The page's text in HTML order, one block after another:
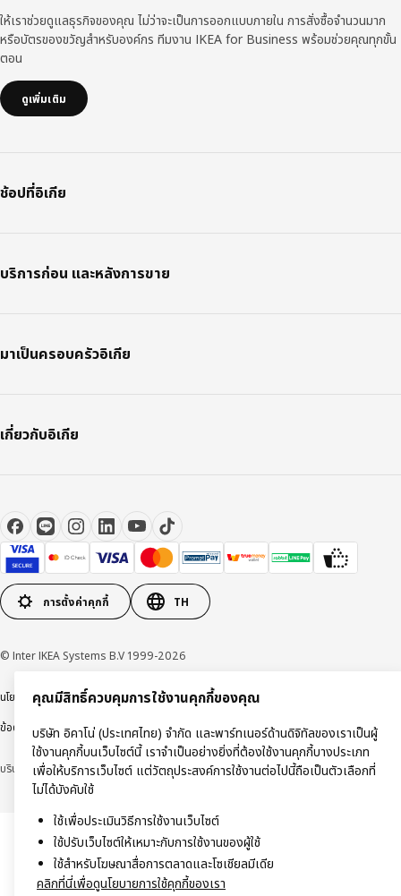
ให้เราช่วยดูแลธุรกิจของคุณ ไม่ว่าจะเป็นการออกแบบภายใน การสั่งซื้อจำนวนมาก
หรือบัตรของขวัญสำหรับองค์กร ทีมงาน IKEA for Business พร้อมช่วยคุณทุกขั้น
ตอน
ดูเพิ่มเติม
ช้อปที่อิเกีย
บริการก่อน และหลังการขาย
มาเป็นครอบครัวอิเกีย
เกี่ยวกับอิเกีย
การตั้งค่าคุกกี้ TH
© Inter IKEA Systems B.V 1999-2026
นโยบายการคุ้มครองข้อมูลส่วนบุคคลนโยบายการใช้งานคุกกี้ข้อตกลงการใช้งาน
ข้อตกลงการซื้อสินค้า
บริษัท อิคาโน่ (ประเทศไทย) จำกัด (ทะเบียนเลขที่ 0105550011416)
คุณมีสิทธิ์ควบคุมการใช้งานคุกกี้ของคุณ
บริษัท อิคาโน่ (ประเทศไทย) จำกัด และพาร์ทเนอร์ด้านดิจิทัลของเราเป็นผู้
ใช้งานคุกกี้บนเว็บไซต์นี้ เราจำเป็นอย่างยิ่งที่ต้องใช้งานคุกกี้บางประเภท
เพื่อให้บริการเว็บไซต์ แต่วัตถุประสงค์การใช้งานต่อไปนี้ถือเป็นตัวเลือกที่
ไม่ได้บังคับใช้
ใช้เพื่อประเมินวิธีการใช้งานเว็บไซต์
ใช้ปรับเว็บไซต์ให้เหมาะกับการใช้งานของผู้ใช้
ใช้สำหรับโฆษณาสื่อการตลาดและโซเชียลมีเดีย
คลิกที่นี่เพื่อดูนโยบายการใช้คุกกี้ของเรา